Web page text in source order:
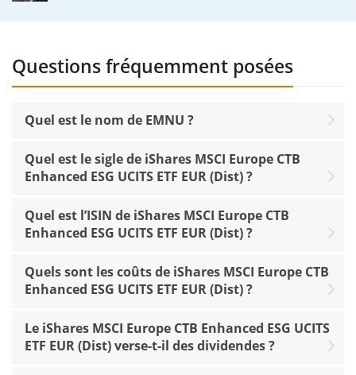
Questions fréquemment posées
Quel est le nom de EMNU ?
Quel est le sigle de iShares MSCI Europe CTB
Enhanced ESG UCITS ETF EUR (Dist) ?
Quel est l’ISIN de iShares MSCI Europe CTB
Enhanced ESG UCITS ETF EUR (Dist) ?
Quels sont les coûts de iShares MSCI Europe CTB
Enhanced ESG UCITS ETF EUR (Dist) ?
Le iShares MSCI Europe CTB Enhanced ESG UCITS
ETF EUR (Dist) verse-t-il des dividendes ?